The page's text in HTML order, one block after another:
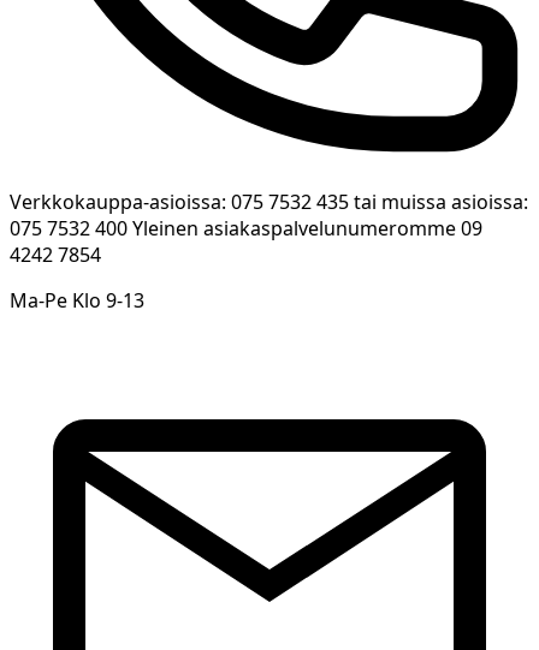
Verkkokauppa-asioissa: 075 7532 435 tai muissa asioissa:
075 7532 400 Yleinen asiakaspalvelunumeromme 09
4242 7854
Ma-Pe Klo 9-13